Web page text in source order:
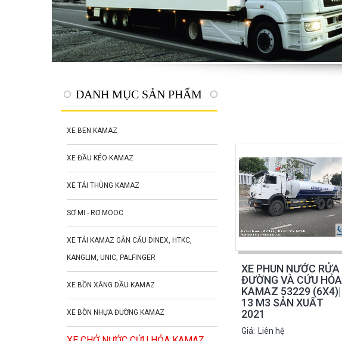
DANH MỤC SẢN PHẨM
XE BEN KAMAZ
XE ĐẦU KÉO KAMAZ
XE TẢI THÙNG KAMAZ
SƠ MI - RƠ MOOC
XE TẢI KAMAZ GẮN CẨU DINEX, HTKC,
KANGLIM, UNIC, PALFINGER
XE BỒN XĂNG DẦU KAMAZ
XE BỒN NHỰA ĐƯỜNG KAMAZ
XE PHUN NƯỚC RỬA
ĐƯỜNG VÀ CỨU HỎA
KAMAZ 53229 (6X4)|
13 M3 SẢN XUẤT
2021
Giá: Liên hệ